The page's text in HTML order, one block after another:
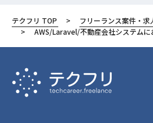
AWS (Amazon Web Services)
AWS ECS
AWS Lambda
AWS RDS (Amazon RDS)
テクフリ TOP フリーランス案件・求
AWS/Laravel/不動産会社システムに